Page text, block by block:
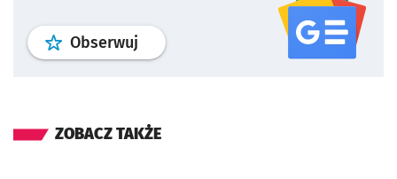
Obserwuj profil serwisu
ZOBACZ TAKŻE